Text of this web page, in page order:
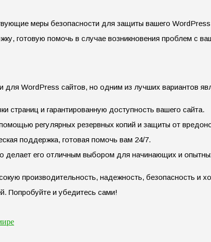
меры безопасности для защиты вашего
готовую помочь в случае возникновения проблем с
WordPress сайтов, но одним из лучших вариантов
страниц и гарантированную доступность вашего сайта.
регулярных резервных копий и защиты от
поддержка, готовая помочь вам 24/7.
делает его отличным выбором для начинающих и
производительность, надежность, безопасность и
Попробуйте и убедитесь сами!